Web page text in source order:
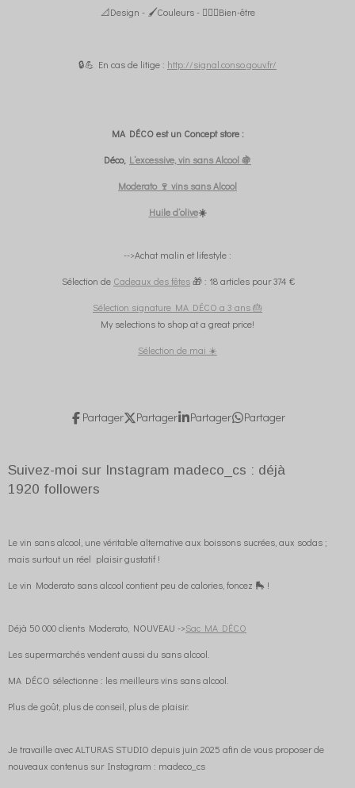
📐Design - 🖌️Couleurs - 🧘🏼‍♀️Bien-être
🔒💪 En cas de litige : http://signal.conso.gouv.fr/
MA DÉCO est un Concept store :
Déco, L’excessive, vin sans Alcool 🍇
Moderato 🍷 vins sans Alcool
Huile d’olive☀️
-->Achat malin et lifestyle :
Sélection de Cadeaux des fêtes🎁 : 18 articles pour 374 €
Sélection signature MA DÉCO a 3 ans 🎂
My selections to shop at a great price!
Sélection de mai ☀️
Partager Partager Partager Partager
Suivez-moi sur Instagram madeco_cs : déjà
1920 followers
Le vin sans alcool, une véritable alternative aux boissons sucrées, aux sodas ;
mais surtout un réel plaisir gustatif !
Le vin Moderato sans alcool contient peu de calories, foncez 🛼 !
Déjà 50 000 clients Moderato, NOUVEAU ->Sac MA DÉCO
Les supermarchés vendent aussi du sans alcool.
MA DÉCO sélectionne : les meilleurs vins sans alcool.
Plus de goût, plus de conseil, plus de plaisir.
Je travaille avec ALTURAS STUDIO depuis juin 2025 afin de vous proposer de
nouveaux contenus sur Instagram : madeco_cs